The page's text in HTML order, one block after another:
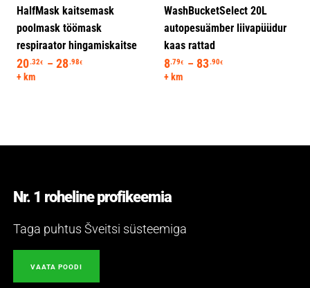
HalfMask kaitsemask
poolmask töömask
respiraator hingamiskaitse
20.32€ – 28.98€ Hinnavahemik: 20.32€ kuni 28.98€
+ km
WashBucketSelect 20L
autopesuämber liivapüüdur
kaas rattad
8.79€ – 83.90€
+ km
Nr. 1 roheline profikeemia
Taga puhtus Šveitsi süsteemiga
VAATA POODI